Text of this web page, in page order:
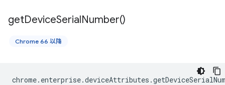
getDeviceSerialNumber()
Chrome 66 以降
chrome. enterprise.deviceAttributes .